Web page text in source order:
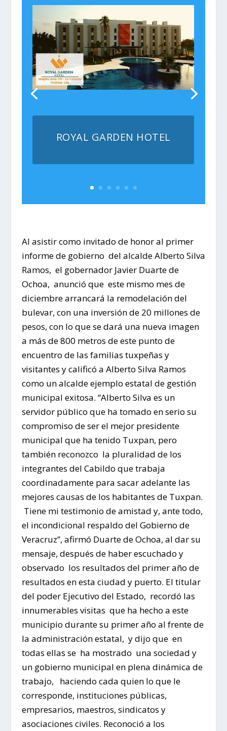
ROYAL GARDEN HOTEL
Al asistir como invitado de honor al primer
informe de gobierno del alcalde Alberto Silva
Ramos, el gobernador Javier Duarte de
Ochoa, anunció que este mismo mes de
diciembre arrancará la remodelación del
bulevar, con una inversión de 20 millones de
pesos, con lo que se dará una nueva imagen
a más de 800 metros de este punto de
encuentro de las familias tuxpeñas y
visitantes y calificó a Alberto Silva Ramos
como un alcalde ejemplo estatal de gestión
municipal exitosa. “Alberto Silva es un
servidor público que ha tomado en serio su
compromiso de ser el mejor presidente
municipal que ha tenido Tuxpan, pero
también reconozco la pluralidad de los
integrantes del Cabildo que trabaja
coordinadamente para sacar adelante las
mejores causas de los habitantes de Tuxpan.
Tiene mi testimonio de amistad y, ante todo,
el incondicional respaldo del Gobierno de
Veracruz”, afirmó Duarte de Ochoa, al dar su
mensaje, después de haber escuchado y
observado los resultados del primer año de
resultados en esta ciudad y puerto. El titular
del poder Ejecutivo del Estado, recordó las
innumerables visitas que ha hecho a este
municipio durante su primer año al frente de
la administración estatal, y dijo que en
todas ellas se ha mostrado una sociedad y
un gobierno municipal en plena dinámica de
trabajo, haciendo cada quien lo que le
corresponde, instituciones públicas,
empresarios, maestros, sindicatos y
asociaciones civiles. Reconoció a los